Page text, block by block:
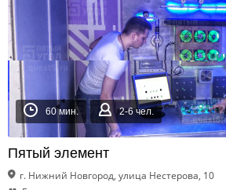
60 мин. 2-6 чел.
Пятый элемент
г. Нижний Новгород, улица Нестерова, 10